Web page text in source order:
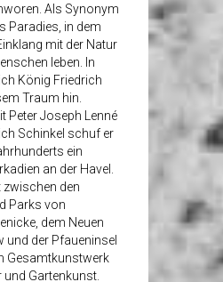
Als Synonym
Paradies, in dem
mit der Natur
leben. In
König Friedrich
Traum hin.
Peter Joseph Lenné
Schinkel schuf er
ein
an der Havel.
zwischen den
Parks von
dem Neuen
und der Pfaueninsel
Gesamtkunstwerk
Gartenkunst.